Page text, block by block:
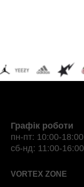
Графік роботи
пн-пт: 10:00-18:00
сб-нд: 11:00-16:00
VORTEX ZONE